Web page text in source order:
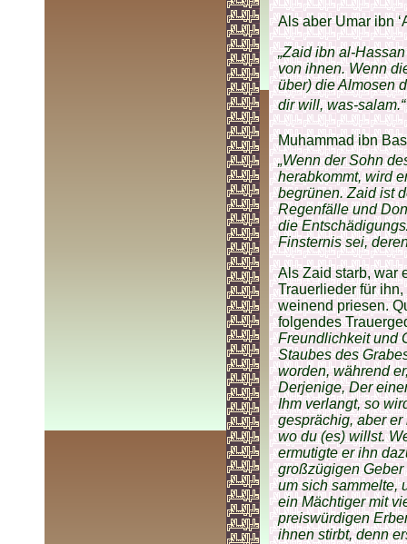
Als aber Umar ibn
„Zaid ibn al-
von ihnen. Wenn
über) die Almosen
dir will, was-
Muhammad ibn
„Wenn der Sohn
herabkommt, wird
begrünen. Zaid ist
Regenfälle und
die
Finsternis sei,
Als Zaid starb, war
Trauerlieder für
weinend priesen.
folgendes
Freundlichkeit und
Staubes des
worden, während
Derjenige, Der
Ihm verlangt, so
gesprächig, aber
wo du (es) willst.
ermutigte er ihn
großzügigen Geber
um sich sammelte,
ein Mächtiger mit
preiswürdigen
ihnen stirbt, denn